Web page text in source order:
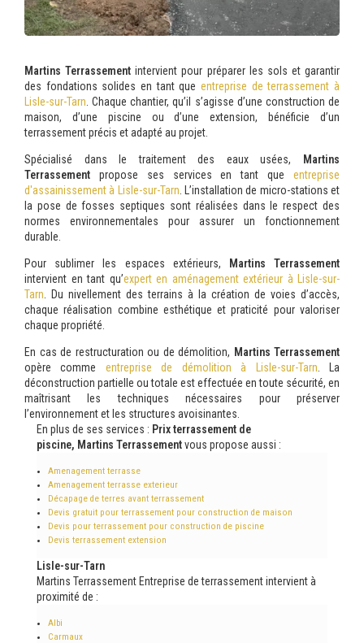
Martins Terrassement intervient pour préparer les sols et garantir
des fondations solides en tant que entreprise de terrassement à
Lisle-sur-Tarn . Chaque chantier, qu’il s’agisse d’une construction de
maison, d’une piscine ou d’une extension, bénéficie d’un
terrassement précis et adapté au projet.
Spécialisé dans le traitement des eaux usées, Martins
Terrassement propose ses services en tant que entreprise
d'assainissement à Lisle-sur-Tarn . L’installation de micro-stations et
la pose de fosses septiques sont réalisées dans le respect des
normes environnementales pour assurer un fonctionnement
durable.
Pour sublimer les espaces extérieurs, Martins Terrassement
intervient en tant qu’expert en aménagement extérieur à Lisle-sur-
Tarn . Du nivellement des terrains à la création de voies d’accès,
chaque réalisation combine esthétique et praticité pour valoriser
chaque propriété.
En cas de restructuration ou de démolition, Martins Terrassement
opère comme entreprise de démolition à Lisle-sur-Tarn . La
déconstruction partielle ou totale est effectuée en toute sécurité, en
maîtrisant les techniques nécessaires pour préserver
l’environnement et les structures avoisinantes.
En plus de ses services : Prix terrassement de
piscine, Martins Terrassementvous propose aussi :
Amenagement terrasse
Amenagement terrasse exterieur
Décapage de terres avant terrassement
Devis gratuit pour terrassement pour construction de maison
Devis pour terrassement pour construction de piscine
Devis terrassement extension
Lisle-sur-Tarn
Martins Terrassement Entreprise de terrassement intervient à
proximité de :
Albi
Carmaux